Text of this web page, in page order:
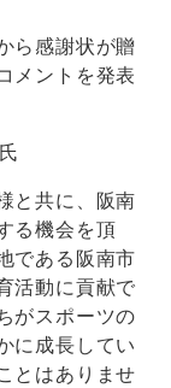
ら感謝状が贈
メントを発表
と共に、阪南
る機会を頂
である阪南市
活動に貢献で
がスポーツの
に成長してい
とはありませ